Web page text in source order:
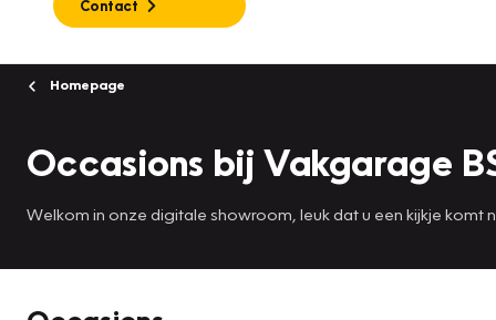
Contact
Homepage
Occasions bij Vakgarage
Welkom in onze digitale showroom, leuk dat u een kijkje komt